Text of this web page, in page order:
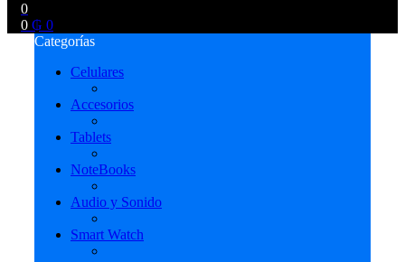
0
0 ₲ 0
Categorías
Celulares
Accesorios
Tablets
NoteBooks
Audio y Sonido
Smart Watch